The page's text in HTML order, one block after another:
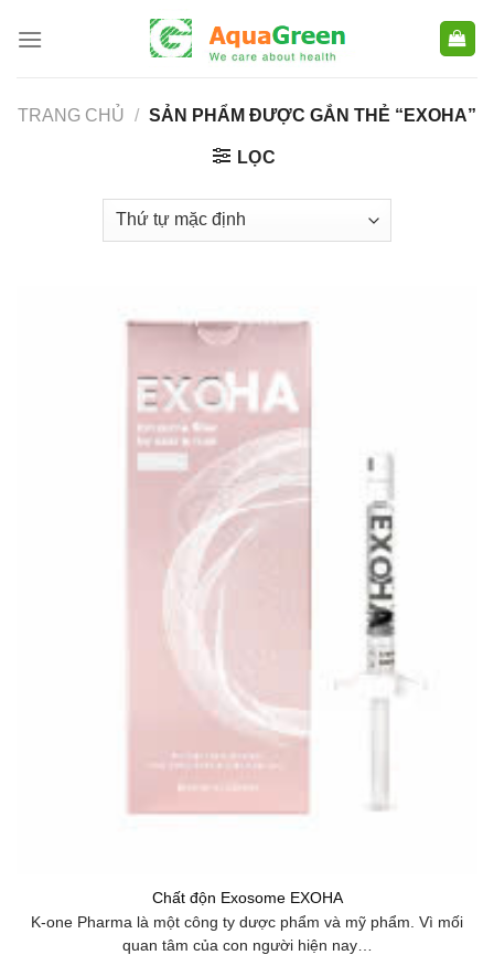
TRANG CHỦ / SẢN PHẨM ĐƯỢC GẮN THẺ “EXOHA”
LỌC
Chất độn Exosome EXOHA
K-one Pharma là một công ty dược phẩm và mỹ phẩm. Vì mối
quan tâm của con người hiện nay…